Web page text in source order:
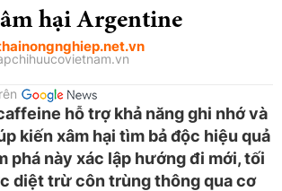
hại Argentine
hỗ trợ khả năng ghi nhớ và
kiến xâm hại tìm bả độc hiệu quả
phá này xác lập hướng đi mới, tối
diệt trừ côn trùng thông qua cơ